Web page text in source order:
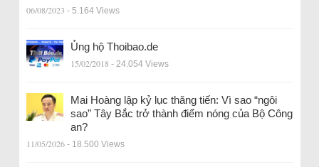
06/08/2023 - 5.164 Views
Ủng hộ Thoibao.de
15/02/2018 - 24.054 Views
Mai Hoàng lập kỷ lục thăng tiến: Vì sao “ngôi
sao” Tây Bắc trở thành điểm nóng của Bộ Công
an?
11/05/2026 - 18.500 Views